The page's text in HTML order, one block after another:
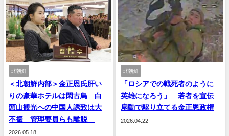
北朝鮮
＜北朝鮮内部＞金正恩氏肝い
りの豪華ホテルは閑古鳥 白
頭山観光への中国人誘致は大
不振 管理要員らも離脱
2026.05.18
北朝鮮
「ロシアでの戦死者のように
英雄になろう」 若者を宣伝
扇動で駆り立てる金正恩政権
2026.04.22